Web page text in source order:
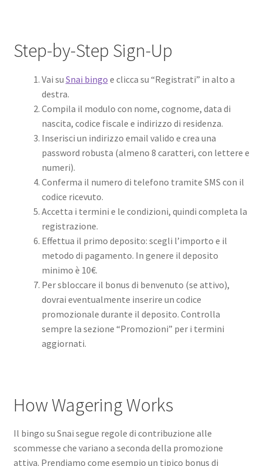
Step-by-Step Sign-Up
Vai su Snai bingo e clicca su “Registrati” in alto a
destra.
Compila il modulo con nome, cognome, data di
nascita, codice fiscale e indirizzo di residenza.
Inserisci un indirizzo email valido e crea una
password robusta (almeno 8 caratteri, con lettere e
numeri).
Conferma il numero di telefono tramite SMS con il
codice ricevuto.
Accetta i termini e le condizioni, quindi completa la
registrazione.
Effettua il primo deposito: scegli l’importo e il
metodo di pagamento. In genere il deposito
minimo è 10€.
Per sbloccare il bonus di benvenuto (se attivo),
dovrai eventualmente inserire un codice
promozionale durante il deposito. Controlla
sempre la sezione “Promozioni” per i termini
aggiornati.
How Wagering Works
Il bingo su Snai segue regole di contribuzione alle
scommesse che variano a seconda della promozione
attiva. Prendiamo come esempio un tipico bonus di